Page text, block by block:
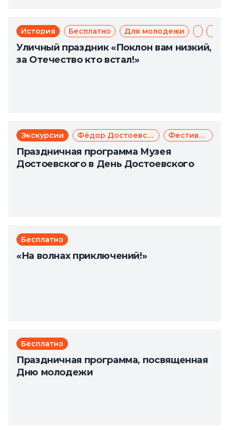
История Бесплатно Для молодежи День
Уличный праздник «Поклон вам низкий,
за Отечество кто встал!»
Экскурсии Фёдор Достоевский Фестиваль
Праздничная программа Музея
Достоевского в День Достоевского
Бесплатно
«На волнах приключений!»
Бесплатно
Праздничная программа, посвященная
Дню молодежи